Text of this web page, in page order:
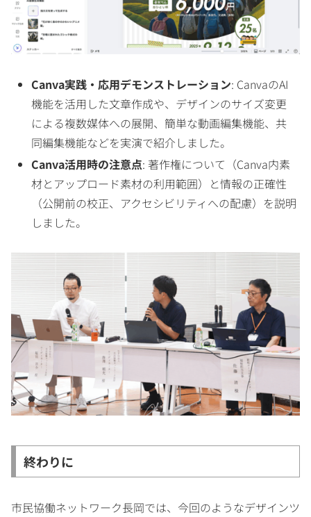
Canva実践・応用デモンストレーション: CanvaのAI
機能を活用した文章作成や、デザインのサイズ変更
による複数媒体への展開、簡単な動画編集機能、共
同編集機能などを実演で紹介しました。
Canva活用時の注意点: 著作権について（Canva内素
材とアップロード素材の利用範囲）と情報の正確性
（公開前の校正、アクセシビリティへの配慮）を説明
しました。
終わりに
市民協働ネットワーク長岡では、今回のようなデザインツ